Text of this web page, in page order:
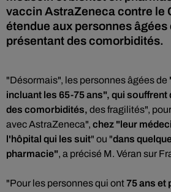
vaccin AstraZeneca contre le
étendue aux personnes âgées
présentant des comorbidités.
"Désormais", les personnes âgées de
incluant les 65-75 ans", qui souffrent
des comorbidités, des fragilités",
avec AstraZeneca", chez "leur
l'hôpital qui les suit" ou "dans
pharmacie", a précisé M. Véran sur
"Pour les personnes qui ont75 ans et